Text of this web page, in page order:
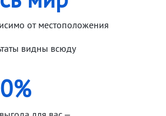
от местоположения
видны всюду